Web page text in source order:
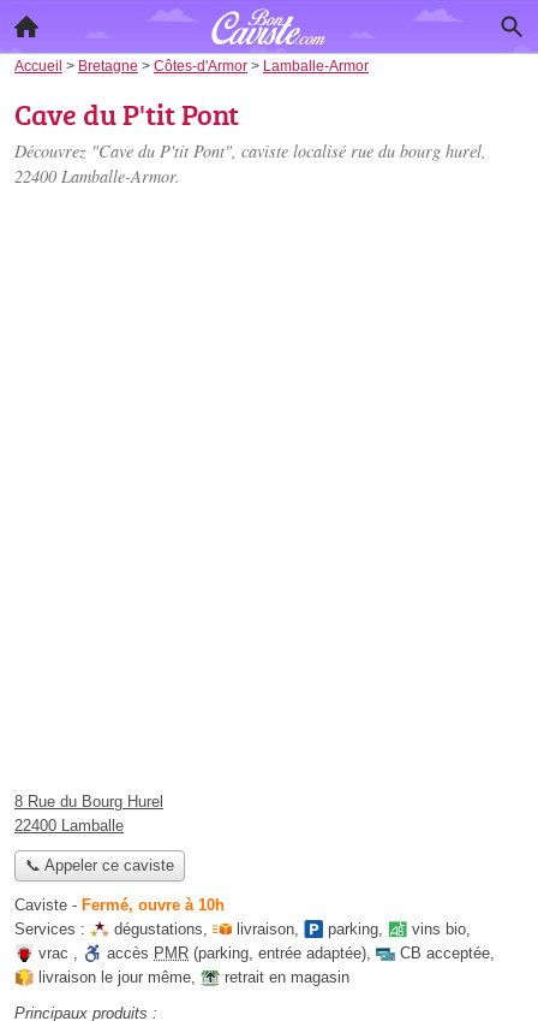
Accueil > Bretagne > Côtes-d'Armor > Lamballe-Armor
Cave du P'tit Pont
Découvrez "Cave du P'tit Pont", caviste localisé rue du bourg hurel,
22400 Lamballe-Armor.
8 Rue du Bourg Hurel
22400 Lamballe
📞 Appeler ce caviste
Caviste - Fermé, ouvre à 10h
Services :
dégustations, livraison, parking, vins bio,
vrac , accès PMR (parking, entrée adaptée), CB acceptée,
livraison le jour même,
retrait en magasin
Principaux produits :